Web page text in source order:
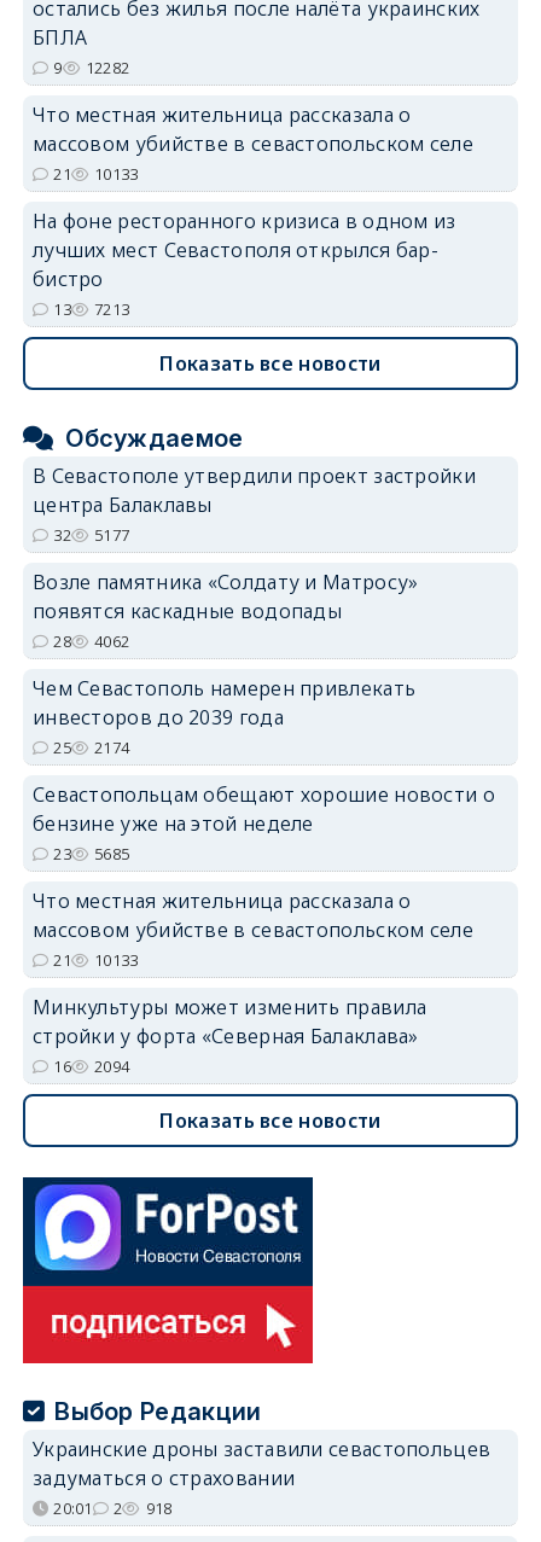
остались без жилья после налёта украинских
БПЛА
9 12282
Что местная жительница рассказала о
массовом убийстве в севастопольском селе
21 10133
На фоне ресторанного кризиса в одном из
лучших мест Севастополя открылся бар-
бистро
13 7213
Показать все новости
Обсуждаемое
В Севастополе утвердили проект застройки
центра Балаклавы
32 5177
Возле памятника «Солдату и Матросу»
появятся каскадные водопады
28 4062
Чем Севастополь намерен привлекать
инвесторов до 2039 года
25 2174
Севастопольцам обещают хорошие новости о
бензине уже на этой неделе
23 5685
Что местная жительница рассказала о
массовом убийстве в севастопольском селе
21 10133
Минкультуры может изменить правила
стройки у форта «Северная Балаклава»
16 2094
Показать все новости
Выбор Редакции
Украинские дроны заставили севастопольцев
задуматься о страховании
20:01 2 918